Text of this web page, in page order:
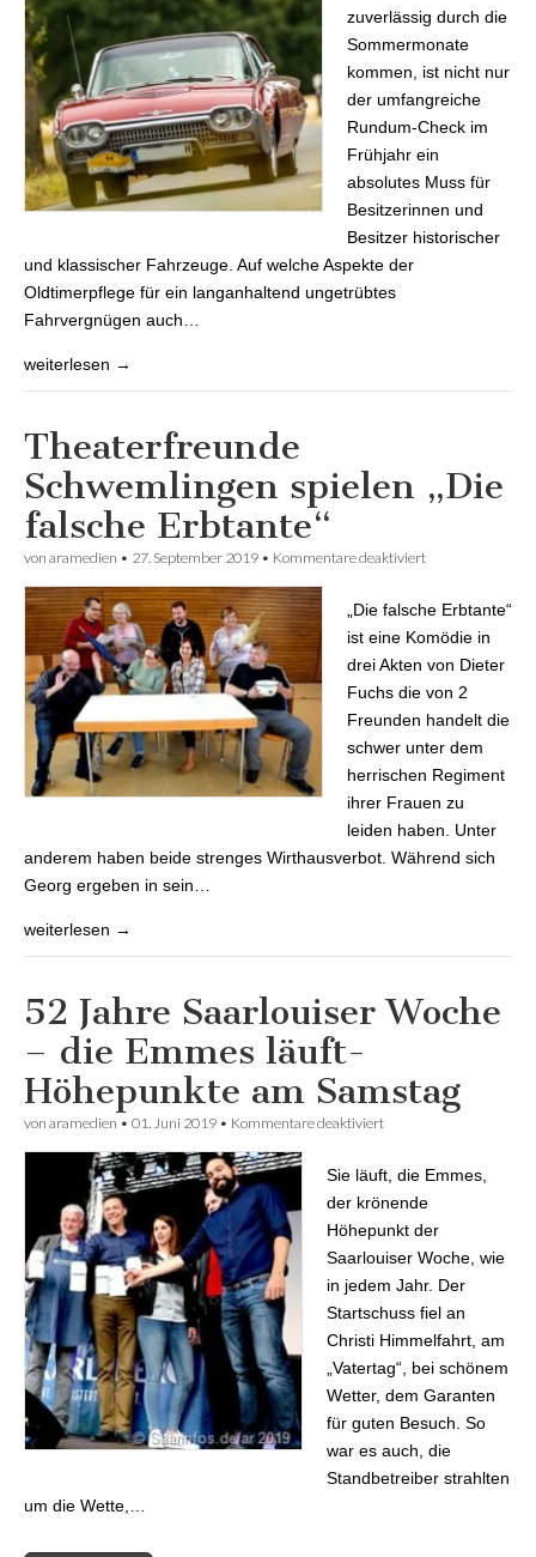
zuverlässig durch die
Sommermonate
kommen, ist nicht nur
der umfangreiche
Rundum-Check im
Frühjahr ein
absolutes Muss für
Besitzerinnen und
Besitzer historischer
und klassischer Fahrzeuge. Auf welche Aspekte der
Oldtimerpflege für ein langanhaltend ungetrübtes
Fahrvergnügen auch…
weiterlesen →
Theaterfreunde
Schwemlingen spielen „Die
falsche Erbtante“
von aramedien • 27. September 2019 • Kommentare deaktiviert
spielen „Die
falsche Erbtante“
„Die falsche Erbtante“
ist eine Komödie in
drei Akten von Dieter
Fuchs die von 2
Freunden handelt die
schwer unter dem
herrischen Regiment
ihrer Frauen zu
leiden haben. Unter
anderem haben beide strenges Wirthausverbot. Während sich
Georg ergeben in sein…
weiterlesen →
52 Jahre Saarlouiser Woche
– die Emmes läuft-
Höhepunkte am Samstag
von aramedien • 01. Juni 2019 • Kommentare deaktiviert
Samstag
Sie läuft, die Emmes,
der krönende
Höhepunkt der
Saarlouiser Woche, wie
in jedem Jahr. Der
Startschuss fiel an
Christi Himmelfahrt, am
„Vatertag“, bei schönem
Wetter, dem Garanten
für guten Besuch. So
war es auch, die
Standbetreiber strahlten
um die Wette,…